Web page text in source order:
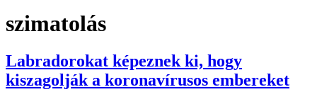
szimatolás
Labradorokat képeznek ki, hogy
kiszagolják a koronavírusos embereket